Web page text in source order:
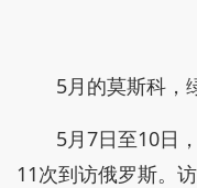
5月的莫斯科，绿
5月7日至10日，
11次到访俄罗斯。